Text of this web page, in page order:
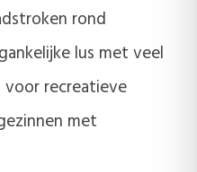
rond
lus met veel
recreatieve
met